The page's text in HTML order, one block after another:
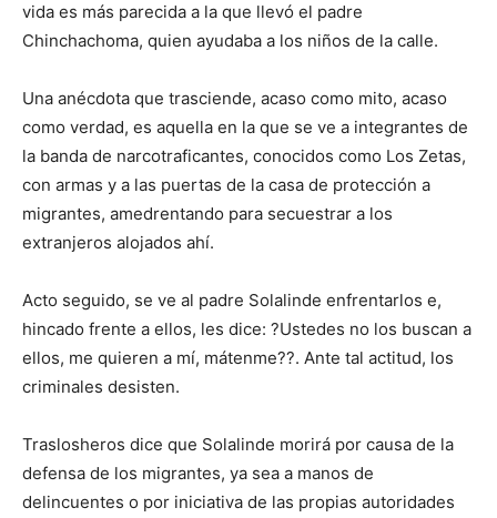
vida es más parecida a la que llevó el padre
Chinchachoma, quien ayudaba a los niños de la calle.
Una anécdota que trasciende, acaso como mito, acaso
como verdad, es aquella en la que se ve a integrantes de
la banda de narcotraficantes, conocidos como Los Zetas,
con armas y a las puertas de la casa de protección a
migrantes, amedrentando para secuestrar a los
extranjeros alojados ahí.
Acto seguido, se ve al padre Solalinde enfrentarlos e,
hincado frente a ellos, les dice: ?Ustedes no los buscan a
ellos, me quieren a mí, mátenme??. Ante tal actitud, los
criminales desisten.
Traslosheros dice que Solalinde morirá por causa de la
defensa de los migrantes, ya sea a manos de
delincuentes o por iniciativa de las propias autoridades